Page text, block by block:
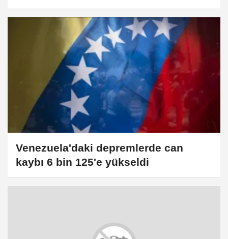
Venezuela'daki depremlerde can
kaybı 6 bin 125'e yükseldi